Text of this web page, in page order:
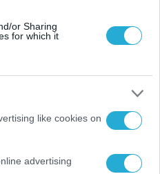
or Sharing
for which it
like cookies on
advertising
3D, ότι
das die sehr